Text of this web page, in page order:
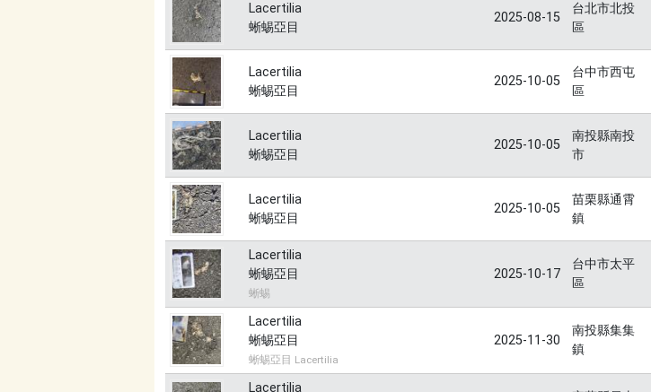
Lacertilia
蜥蜴亞目
2025-08-15
台北市北投
區
Lacertilia
蜥蜴亞目
2025-10-05
台中市西屯
區
Lacertilia
蜥蜴亞目
2025-10-05
南投縣南投
市
Lacertilia
蜥蜴亞目
2025-10-05
苗栗縣通霄
鎮
Lacertilia
蜥蜴亞目
蜥蜴
2025-10-17
台中市太平
區
Lacertilia
蜥蜴亞目
蜥蜴亞目 Lacertilia
2025-11-30
南投縣集集
鎮
Lacertilia